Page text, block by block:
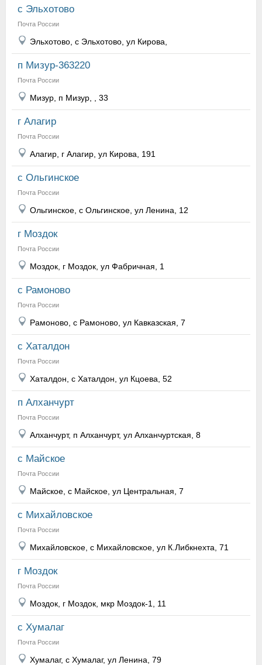
с Эльхотово
Почта России
Эльхотово, с Эльхотово, ул Кирова,
п Мизур-363220
Почта России
Мизур, п Мизур, , 33
г Алагир
Почта России
Алагир, г Алагир, ул Кирова, 191
с Ольгинское
Почта России
Ольгинское, с Ольгинское, ул Ленина, 12
г Моздок
Почта России
Моздок, г Моздок, ул Фабричная, 1
с Рамоново
Почта России
Рамоново, с Рамоново, ул Кавказская, 7
с Хаталдон
Почта России
Хаталдон, с Хаталдон, ул Кцоева, 52
п Алханчурт
Почта России
Алханчурт, п Алханчурт, ул Алханчуртская, 8
с Майское
Почта России
Майское, с Майское, ул Центральная, 7
с Михайловское
Почта России
Михайловское, с Михайловское, ул К.Либкнехта, 71
г Моздок
Почта России
Моздок, г Моздок, мкр Моздок-1, 11
с Хумалаг
Почта России
Хумалаг, с Хумалаг, ул Ленина, 79